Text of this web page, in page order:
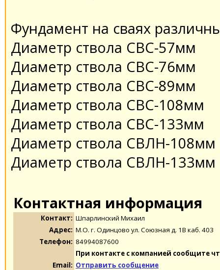
Фундамент на сваях
Диаметр ствола СВС-57мм
Диаметр ствола СВС-76мм
Диаметр ствола СВС-89мм
Диаметр ствола СВС-108мм
Диаметр ствола СВС-133мм
Диаметр ствола СВЛН-108мм
Диаметр ствола СВЛН-133мм
Контактная информация
Контакт: Шпарлинский Михаил
Адрес: М.О. г. Одинцово ул. Союзная д. 1В каб. 403
Телефон: 84994087600
При контакте с компанией сообщите
Email: Отправить сообщение